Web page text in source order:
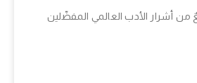
من أشرار الأدب العالمي المفضّلين